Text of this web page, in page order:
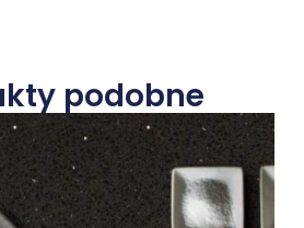
podobne